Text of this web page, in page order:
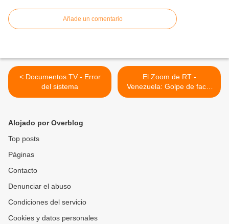
Añade un comentario
< Documentos TV - Error
del sistema
El Zoom de RT -
Venezuela: Golpe de facto
>
Alojado por Overblog
Top posts
Páginas
Contacto
Denunciar el abuso
Condiciones del servicio
Cookies y datos personales